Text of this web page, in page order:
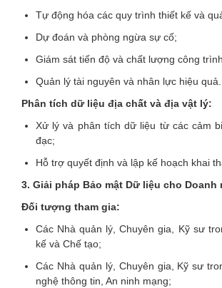
Tự động hóa các quy trình thiết kế và
Dự đoán và phòng ngừa sự cố;
Giám sát tiến độ và chất lượng công
Quản lý tài nguyên và nhân lực hiệu quả.
Phân tích dữ liệu địa chất và địa vật lý:
Xử lý và phân tích dữ liệu từ các cảm
đạc;
Hỗ trợ quyết định và lập kế hoạch khai
3. Giải pháp Bảo mật Dữ liệu cho Doanh
Đối tượng tham gia:
Các Nhà quản lý, Chuyên gia, Kỹ sư
kế và Chế tạo;
Các Nhà quản lý, Chuyên gia, Kỹ sư
nghệ thông tin, An ninh mạng;